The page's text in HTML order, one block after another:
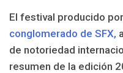
El festival producido por
conglomerado de SFX,
de notoriedad
resumen de la edición